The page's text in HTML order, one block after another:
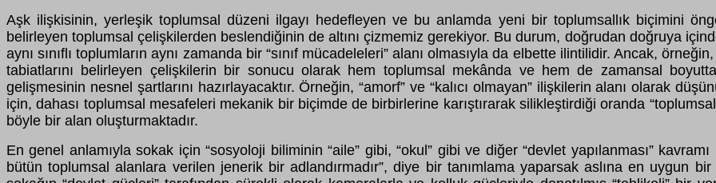
Aşk ilişkisinin, yerleşik toplumsal düzeni ilgayı hedefleyen ve bu anlamda yeni bir toplumsallık biçimini
belirleyen toplumsal çelişkilerden beslendiğinin de altını çizmemiz gerekiyor. Bu durum, doğrudan doğruya
aynı sınıflı toplumların aynı zamanda bir “sınıf mücadeleleri” alanı olmasıyla da elbette ilintilidir. Ancak,
tabiatlarını belirleyen çelişkilerin bir sonucu olarak hem toplumsal mekânda ve hem de zamansal
gelişmesinin nesnel şartlarını hazırlayacaktır. Örneğin, “amorf” ve “kalıcı olmayan” ilişkilerin alanı olarak
için, dahası toplumsal mesafeleri mekanik bir biçimde de birbirlerine karıştırarak silikleştirdiği oranda
böyle bir alan oluşturmaktadır.
En genel anlamıyla sokak için “sosyoloji biliminin “aile” gibi, “okul” gibi ve diğer “devlet yapılanması”
bütün toplumsal alanlara verilen jenerik bir adlandırmadır”, diye bir tanımlama yaparsak aslına en uygun